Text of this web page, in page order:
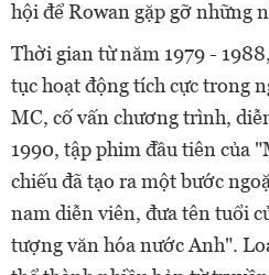
hội để Rowan gặp gỡ những
Thời gian từ năm 1979 -
tục hoạt động tích cực trong
MC, cố vấn chương trình,
1990, tập phim đầu tiên của
chiếu đã tạo ra một bước
nam diễn viên, đưa tên tuổi
tượng văn hóa nước Anh".